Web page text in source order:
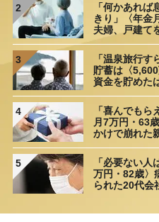
2
「何かあれ
きり」〈年金
夫婦、戸建て
3
「温泉旅行
貯蓄は〈
資金を貯めた
4
「喜んでも
月7万円・63
かけで崩れた
5
「必要ない
万円・82歳〉
られた20代会